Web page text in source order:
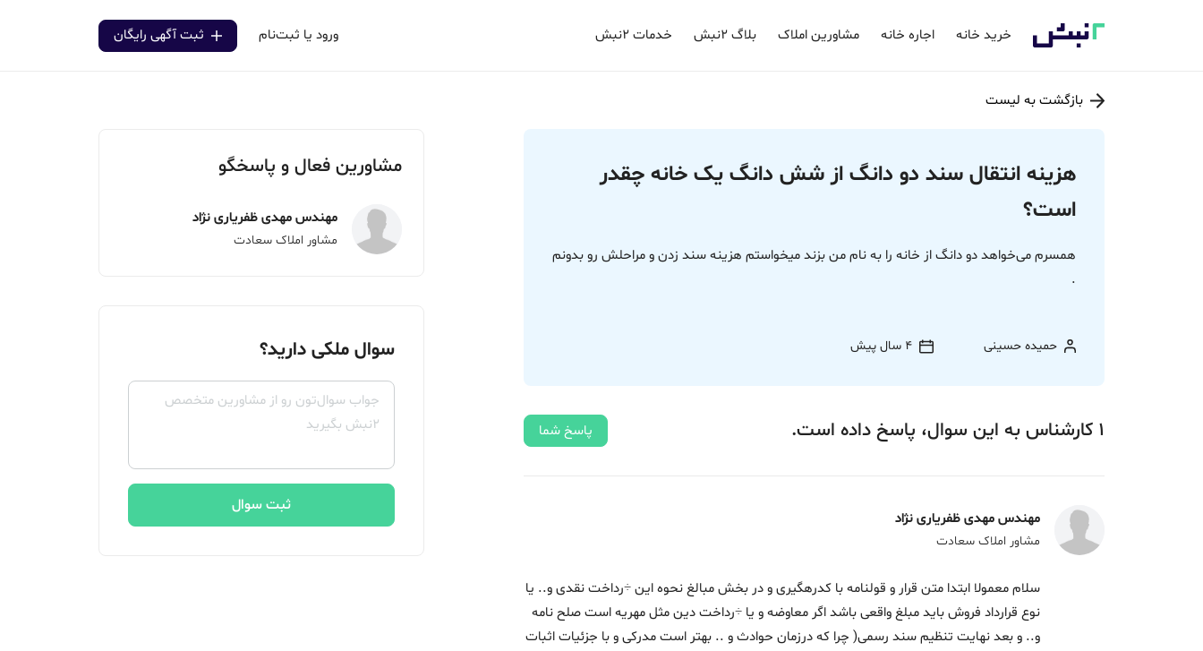
خرید خانه اجاره خانه مشاورین املاک بلاگ ۲نبش خدمات ۲نبش ورود یا ثبت‌نام ثبت آگهی رایگان
بازگشت به لیست
هزینه انتقال سند دو دانگ از شش دانگ یک خانه چقدر
است؟
همسرم می‌خواهد دو دانگ از خانه را به نام من بزند میخواستم هزینه سند زدن و مراحلش رو بدونم
.
حمیده حسینی 4 سال پیش
1 کارشناس به این سوال، پاسخ داده‌ است. پاسخ شما
مهندس مهدی ظفریاری نژاد
مشاور املاک سعادت
سلام معمولا ابتدا متن قرار و قولنامه با کدرهگیری و در بخش مبالغ نحوه این ÷رداخت نقدی و.. یا
نوع قرارداد فروش باید مبلغ واقعی باشد اگر معاوضه و یا ÷رداخت دین مثل مهریه است صلح نامه
و.. و بعد نهایت تنظیم سند رسمی( چرا که درزمان حوادث و .. بهتر است مدرکی و با جزئیات اثبات
مشاورین فعال و پاسخگو
مهندس مهدی ظفریاری نژاد
مشاور املاک سعادت
سوال ملکی دارید؟
ثبت سوال